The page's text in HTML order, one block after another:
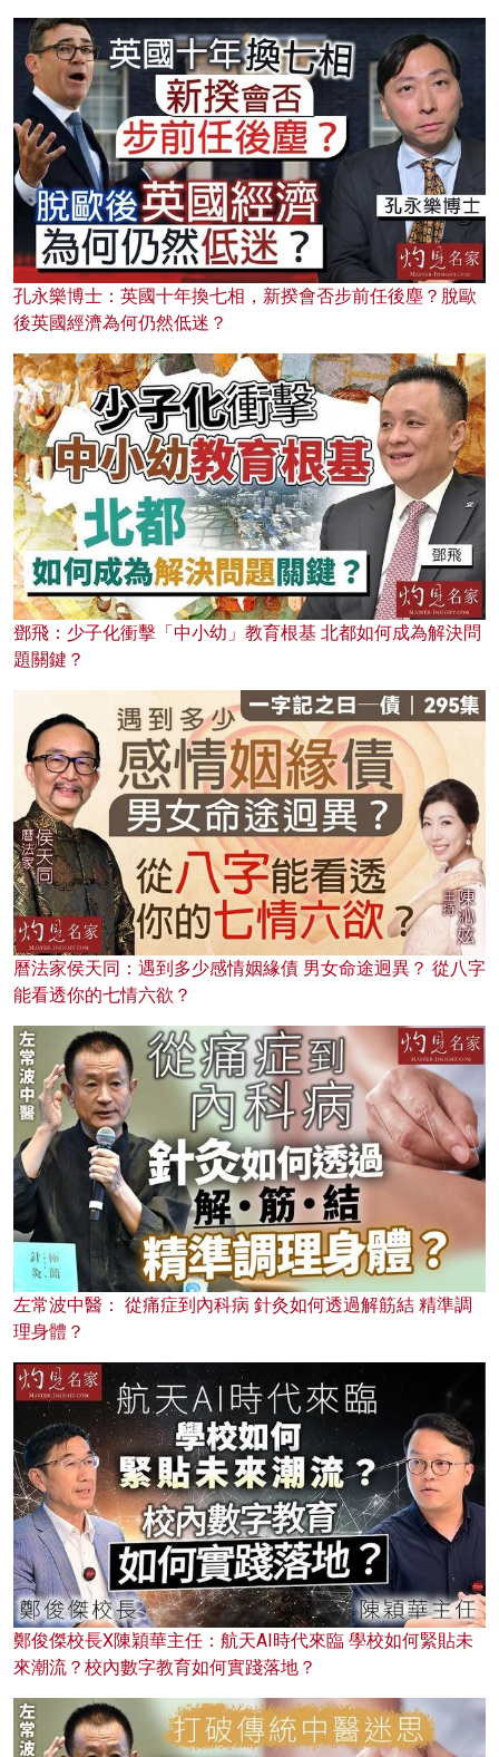
孔永樂博士：英國十年換七相，新揆會否步前任後塵？脫歐
後英國經濟為何仍然低迷？
鄧飛：少子化衝擊「中小幼」教育根基 北都如何成為解決問
題關鍵？
曆法家侯天同：遇到多少感情姻緣債 男女命途迥異？ 從八字
能看透你的七情六欲？
左常波中醫： 從痛症到內科病 針灸如何透過解筋結 精準調
理身體？
鄭俊傑校長X陳穎華主任：航天AI時代來臨 學校如何緊貼未
來潮流？校內數字教育如何實踐落地？